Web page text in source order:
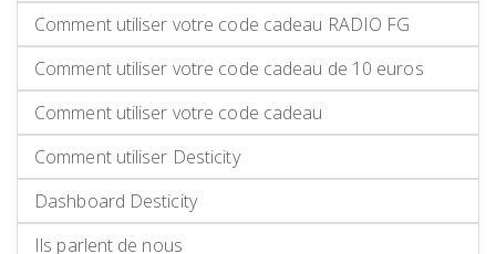
Comment utiliser votre code cadeau RADIO FG
Comment utiliser votre code cadeau de 10 euros
Comment utiliser votre code cadeau
Comment utiliser Desticity
Dashboard Desticity
Ils parlent de nous